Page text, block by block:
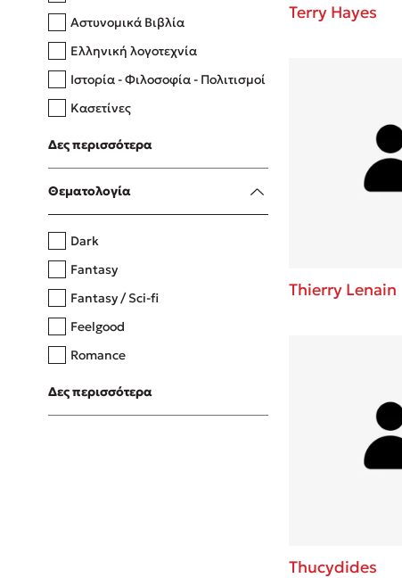
Δανάη Δεληγεώργη
Πάνω, κάτω, μπροστά, πίσω
Η μέθοδος Αφήστε τους
Αστυνομικά Βιβλία
Ελληνική λογοτεχνία
Ιστορία - Φιλοσοφία - Πολιτισμοί
Κασετίνες
Λευκώματα - Έγχρωμοι οδηγοί
Μαγειρική
Δες περισσότερα
Θεματολογία
Dark
Fantasy
Fantasy / Sci-fi
Feelgood
Romance
Upmarket
Young Adult
Δες περισσότερα
Terry Hayes
Thierry Lenain
Thucydides